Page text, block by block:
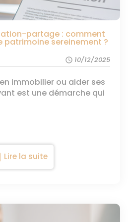
partage : comment
sereinement ?
schedule 10/12/2025
immobilier ou aider ses
est une démarche qui
Lire la suite